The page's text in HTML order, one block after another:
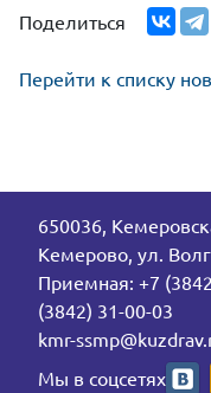
Поделиться
Перейти к списку
650036,
Кемерово, ул.
Приемная: +7
(3842) 31-00-03
kmr-
Мы в соцсетях